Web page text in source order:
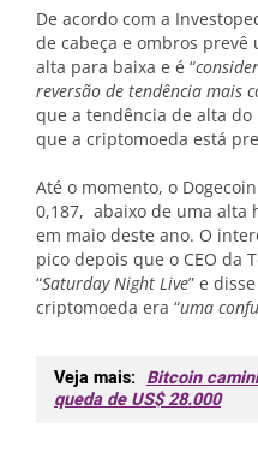
De acordo com a
de cabeça e ombros
alta para baixa e é “
reversão de tendência mais
que a tendência de alta do
que a criptomoeda está
Até o momento, o
0,187, abaixo de uma alta
em maio deste ano. O
pico depois que o CEO da
“Saturday Night Live” e
criptomoeda era “uma
Veja mais: Bitcoin
queda de US$ 28.000